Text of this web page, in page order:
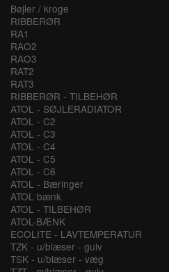
Bøjler / kroge
RIBBERØR
RA1
RAO2
RAO3
RAT2
RAT3
RIBBERØR - TILBEHØR
ATOL - SØJLERADIATOR
ATOL - C2
ATOL - C3
ATOL - C4
ATOL - C5
ATOL - C6
ATOL - Bæringer
ATOL bænk
ATOL - TILBEHØR
ATOL-BÆNK
ECOLITE - LAVTEMPERATUR
TZK - u/blæser - gulv
TSK - u/blæser - væg